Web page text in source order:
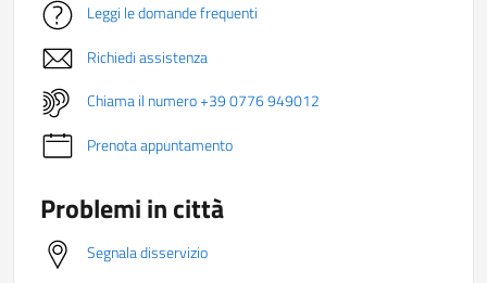
Leggi le domande frequenti
Richiedi assistenza
Chiama il numero +39 0776 949012
Prenota appuntamento
Problemi in città
Segnala disservizio